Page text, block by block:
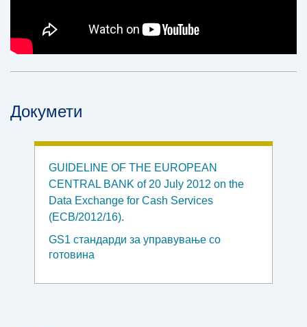
Докумети
GUIDELINE OF THE EUROPEAN
CENTRAL BANK of 20 July 2012 on the
Data Exchange for Cash Services
(ECB/2012/16).
GS1 стандарди за управување со
готовина